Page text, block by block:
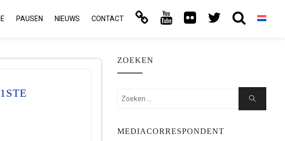
PAUSEN NIEUWS CONTACT
ZOEKEN
Zoeken:
Zoeken
MEDIACORRESPONDENT